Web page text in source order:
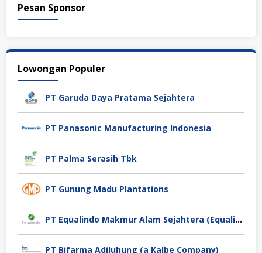
Pesan Sponsor
Lowongan Populer
PT Garuda Daya Pratama Sejahtera
PT Panasonic Manufacturing Indonesia
PT Palma Serasih Tbk
PT Gunung Madu Plantations
PT Equalindo Makmur Alam Sejahtera (Equalindo Group)
PT Bifarma Adiluhung (a Kalbe Company)